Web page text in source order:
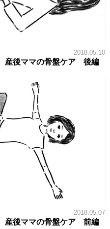
2018.05.10
産後ママの骨盤ケア 後編
2018.05.07
産後ママの骨盤ケア 前編